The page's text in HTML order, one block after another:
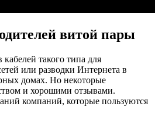
витой пары
такого типа для
или разводки Интернета в
домах. Но некоторые
и хорошими отзывами.
компаний, которые пользуются